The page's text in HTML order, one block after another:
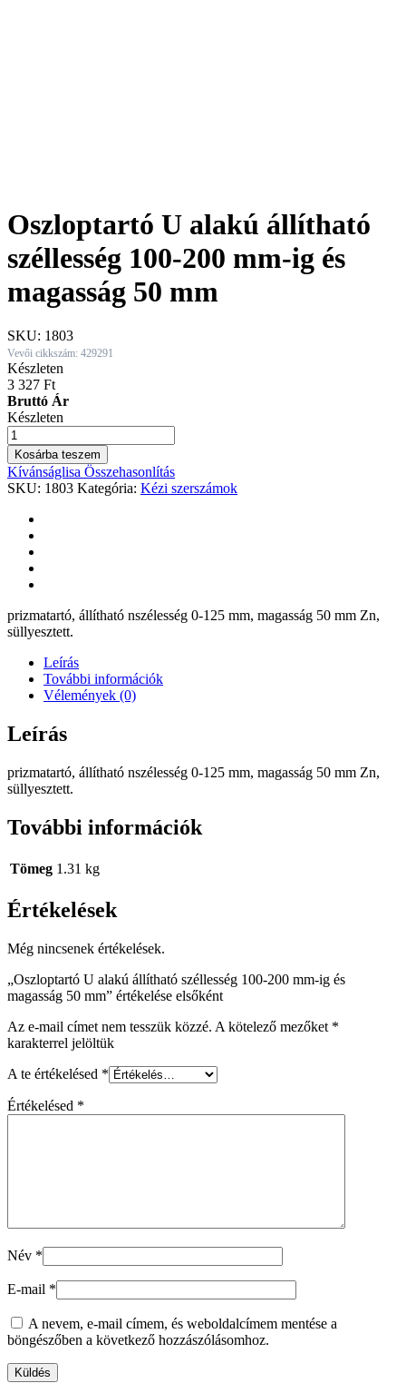
Oszloptartó U alakú állítható
széllesség 100-200 mm-ig és
magasság 50 mm
SKU: 1803
Vevői cikkszám: 429291
Készleten
3 327 Ft
Bruttó Ár
Készleten
Oszloptartó
U
alakú
állítható
széllesség
100-
mm-
50
mm
Kosárba teszem
Kívánságlisa Összehasonlítás
SKU: 1803 Kategória: Kézi szerszámok
prizmatartó, állítható nszélesség 0-125 mm, magasság 50 mm Zn,
süllyesztett.
Leírás
További információk
Vélemények (0)
Leírás
prizmatartó, állítható nszélesség 0-125 mm, magasság 50 mm Zn,
süllyesztett.
További információk
Tömeg 1.31 kg
Értékelések
Még nincsenek értékelések.
„Oszloptartó U alakú állítható széllesség 100-200 mm-ig és
magasság 50 mm” értékelése elsőként
Az e-mail címet nem tesszük közzé. A kötelező mezőket *
karakterrel jelöltük
A te értékelésed *
Értékelésed *
Név *
E-mail *
A nevem, e-mail címem, és weboldalcímem mentése a
böngészőben a következő hozzászólásomhoz.